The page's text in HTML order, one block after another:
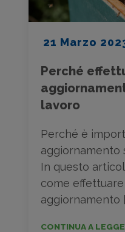
21 Marzo
Perché
lavoro
Perché è
aggiornamento
In questo
come
aggiornamento
CONTINUA A